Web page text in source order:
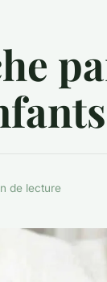
de lecture